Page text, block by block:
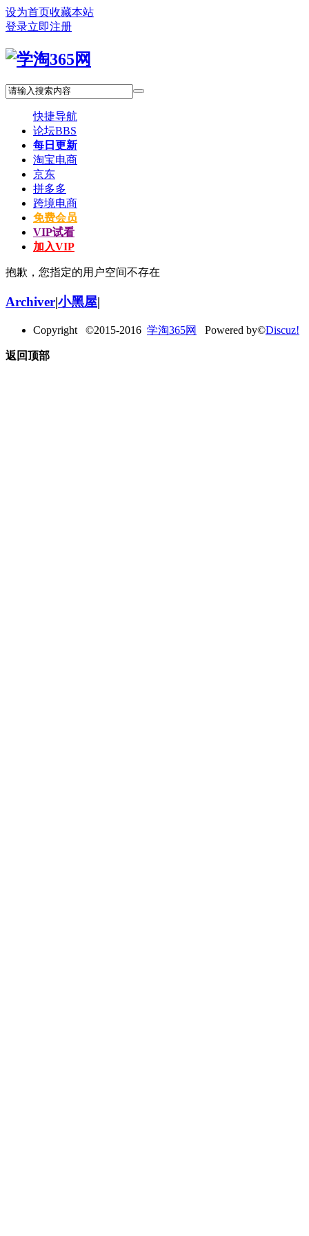
设为首页收藏本站
登录立即注册
快捷导航
论坛BBS
每日更新
淘宝电商
京东
拼多多
跨境电商
免费会员
VIP试看
加入VIP
抱歉，您指定的用户空间不存在
Archiver|小黑屋|
Copyright ©2015-2016 学淘365网 Powered by©Discuz!
返回顶部